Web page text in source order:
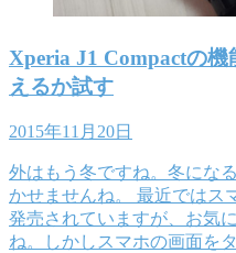
Xperia J1 Compactの
えるか試す
2015年11月20日
外はもう冬ですね。冬にな
かせませんね。 最近ではス
発売されていますが、お気
ね。しかしスマホの画面を